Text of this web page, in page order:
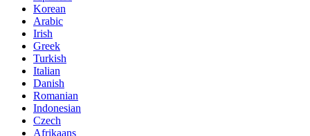
Korean
Arabic
Irish
Greek
Turkish
Italian
Danish
Romanian
Indonesian
Czech
Afrikaans